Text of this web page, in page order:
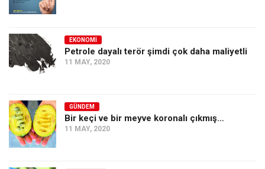
EKONOMI
Petrole dayalı terör şimdi çok daha maliyetli
11 MAY, 2020
GÜNDEM
Bir keçi ve bir meyve koronalı çıkmış…
11 MAY, 2020